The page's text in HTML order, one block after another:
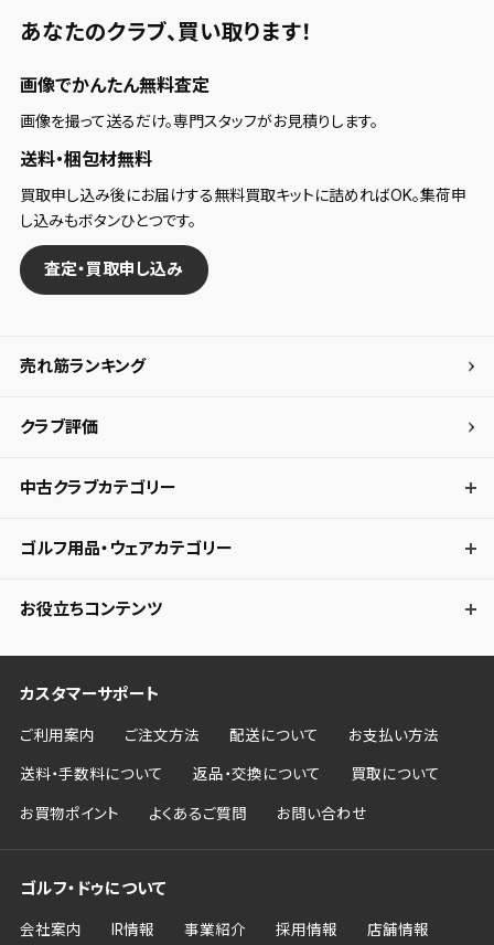
あなたのクラブ、 買い取ります！
画像でかんたん無料査定
画像を撮って送るだけ。専門スタッフがお見積りします。
送料・梱包材無料
買取申し込み後にお届けする無料買取キットに詰めればOK。集荷申
し込みもボタンひとつです。
査定・買取申し込み
売れ筋ランキング
クラブ評価
中古クラブカテゴリー
ゴルフ用品・ウェアカテゴリー
お役立ちコンテンツ
カスタマーサポート
ご利用案内 ご注文方法 配送について お支払い方法
送料・手数料について 返品・交換について 買取について
お買物ポイント よくあるご質問 お問い合わせ
ゴルフ・ドゥについて
会社案内 IR情報 事業紹介 採用情報 店舗情報